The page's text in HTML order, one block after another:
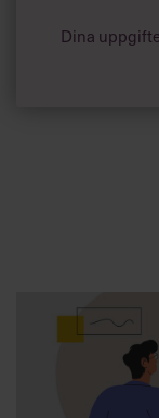
Dina